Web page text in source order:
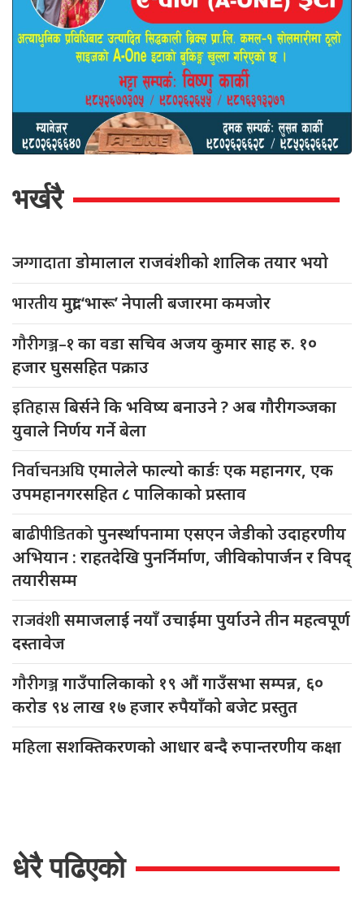
भर्खरै
जग्गादाताडोमालाल राजवंशीको शालिक तयार भयो
भारतीयमुद्रा ‘भारू’ नेपाली बजारमा कमजाेर
गौरीगञ्ज–१का वडा सचिव अजय कुमार साह रु. १०
हजार घुससहित पक्राउ
इतिहासबिर्सने कि भविष्य बनाउने ? अब गौरीगञ्जका
युवाले निर्णय गर्ने बेला
निर्वाचनअघिएमालेले फाल्यो कार्डः एक महानगर, एक
उपमहानगरसहित ८ पालिकाको प्रस्ताव
बाढीपीडितकोपुनर्स्थापनामा एसएन जेडीको उदाहरणीय
अभियान : राहतदेखि पुनर्निर्माण, जीविकोपार्जन र विपद्
तयारीसम्म
राजवंशीसमाजलाई नयाँ उचाईमा पुर्याउने तीन महत्वपूर्ण
दस्तावेज
गौरीगञ्जगाउँपालिकाको १९ औं गाउँसभा सम्पन्न, ६०
करोड ९४ लाख १७ हजार रुपैयाँको बजेट प्रस्तुत
महिलासशक्तिकरणको आधार बन्दै रुपान्तरणीय कक्षा
धेरै पढिएको